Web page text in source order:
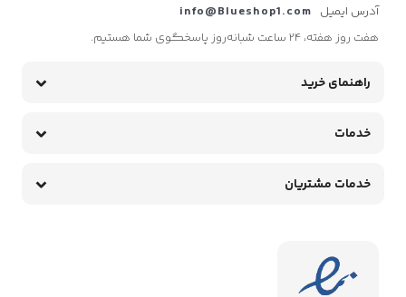
آدرس ایمیل info@Blueshop1.com
هفت روز هفته، ۲۴ ساعت شبانه‌روز پاسخگوی شما هستیم.
راهنمای خرید
خدمات
خدمات مشتریان